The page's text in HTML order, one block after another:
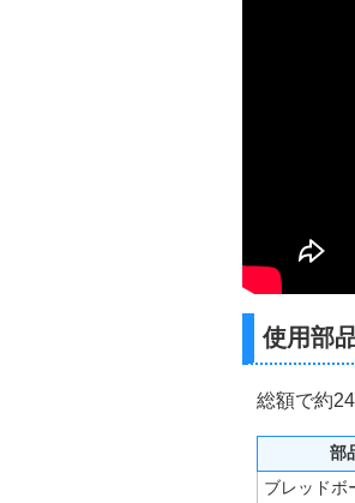
使用部
総額で約
部
ブレッドボ